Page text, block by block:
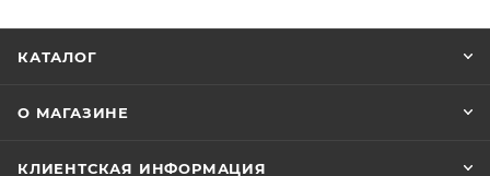
КАТАЛОГ
О МАГАЗИНЕ
КЛИЕНТСКАЯ ИНФОРМАЦИЯ